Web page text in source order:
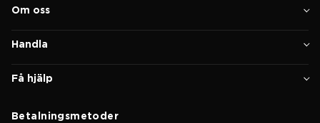
Om oss
Handla
Få hjälp
Betalningsmetoder